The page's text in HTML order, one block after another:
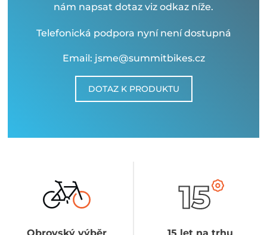
nám napsat dotaz viz odkaz níže.
Telefonická podpora nyní není dostupná
Email: jsme@summitbikes.cz
DOTAZ K PRODUKTU